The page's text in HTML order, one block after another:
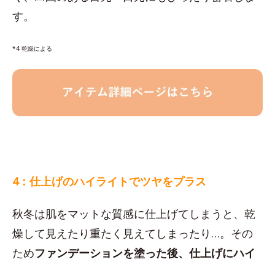
す。
*4 乾燥による
4：仕上げのハイライトでツヤをプラス
秋冬は肌をマットな質感に仕上げてしまうと、乾
燥して見えたり重たく見えてしまったり…。その
ためファンデーションを塗った後、仕上げにハイ